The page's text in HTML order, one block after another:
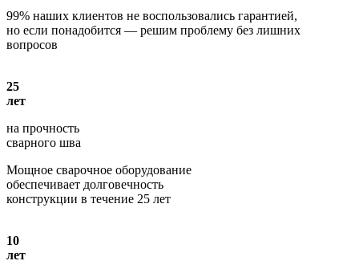
99% наших клиентов не воспользовались гарантией,
но если понадобится — решим проблему без лишних
вопросов
25
лет
на прочность
сварного шва
Мощное сварочное оборудование
обеспечивает долговечность
конструкции в течение 25 лет
10
лет